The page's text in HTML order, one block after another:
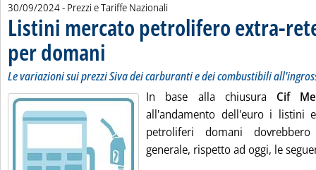
30/09/2024- Prezzi e Tariffe Nazionali
Listini mercato petrolifero extra-
per domani . Sottotitolo: Le variazioni sui prezzi Siva dei carburanti e dei
. Pubblicata lunedì 30 settembre 2024 alle 9.19.
Le variazioni sui prezzi Siva dei carburanti e dei combustibili
In base alla chiusura Cif
all'andamento dell'euro i listini
petroliferi domani
generale, rispetto ad oggi, le